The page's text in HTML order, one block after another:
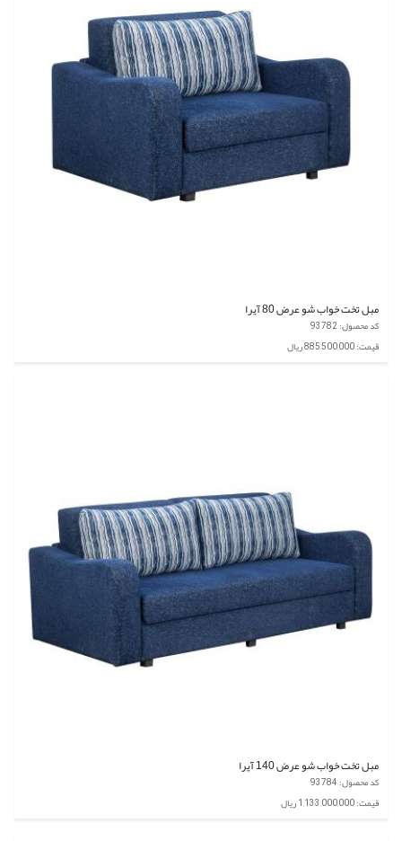
مبل تخت خواب شو عرض 80 آیرا
کد محصول: 93782
قیمت: 885,500,000 ریال
مبل تخت خواب شو عرض 140 آیرا
کد محصول: 93784
قیمت: 1,133,000,000 ریال